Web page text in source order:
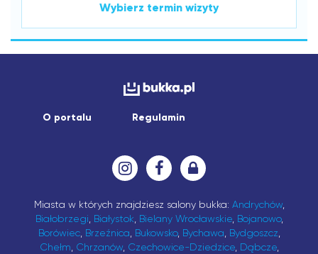
Wybierz termin wizyty
O portalu Regulamin
Miasta w których znajdziesz salony bukka: Andrychów,
Białobrzegi, Białystok, Bielany Wrocławskie, Bojanowo,
Borówiec, Brzeźnica, Bukowsko, Bychawa, Bydgoszcz,
Chełm, Chrzanów, Czechowice-Dziedzice, Dąbcze,